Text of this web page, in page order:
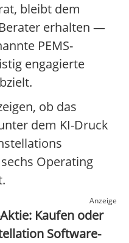
bleibt dem
erhalten —
PEMS-
engagierte
ob das
dem KI-Druck
Operating
Anzeige
Kaufen oder
Software-